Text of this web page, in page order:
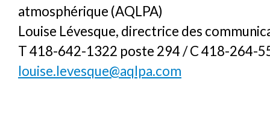
atmosphérique (AQLPA)
Louise Lévesque, directrice des
T 418-642-1322 poste 294 / C 418-264-
louise.levesque@aqlpa.com